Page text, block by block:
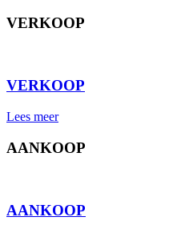
VERKOOP
VERKOOP
Lees meer
AANKOOP
AANKOOP